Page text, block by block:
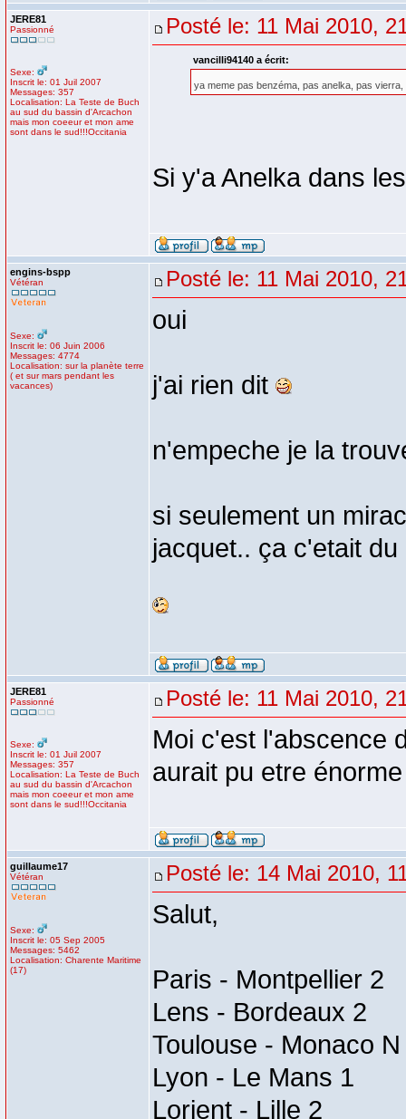
JERE81
Passionné
Sexe:
Inscrit le: 01 Juil 2007
Messages: 357
Localisation: La Teste de Buch
au sud du bassin d'Arcachon
mais mon coeeur et mon ame
sont dans le sud!!!Occitania
Posté le: 11 Mai 2010,
vancilli94140 a écrit:
ya meme pas benzéma, pas anelka, pas vierra,
Si y'a Anelka dans
engins-bspp
Vétéran
Sexe:
Inscrit le: 06 Juin 2006
Messages: 4774
Localisation: sur la planète terre
( et sur mars pendant les
vacances)
Posté le: 11 Mai 2010,
oui
j'ai rien dit
n'empeche je la
si seulement un
jacquet.. ça c'etait
JERE81
Passionné
Sexe:
Inscrit le: 01 Juil 2007
Messages: 357
Localisation: La Teste de Buch
au sud du bassin d'Arcachon
mais mon coeeur et mon ame
sont dans le sud!!!Occitania
Posté le: 11 Mai 2010,
Moi c'est l'abscence
aurait pu etre
guillaume17
Vétéran
Sexe:
Inscrit le: 05 Sep 2005
Messages: 5462
Localisation: Charente Maritime
(17)
Posté le: 14 Mai 2010,
Salut,
Paris - Montpellier 2
Lens - Bordeaux 2
Toulouse - Monaco N
Lyon - Le Mans 1
Lorient - Lille 2